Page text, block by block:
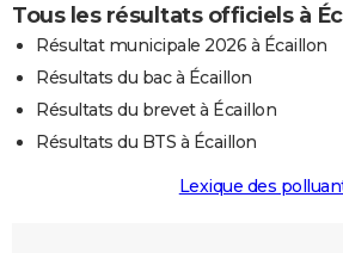
Tous les résultats officiels à
Résultat municipale 2026 à Écaillon
Résultats du bac à Écaillon
Résultats du brevet à Écaillon
Résultats du BTS à Écaillon
Lexique des